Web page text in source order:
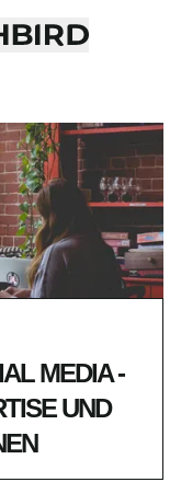
MEDIA -
UND